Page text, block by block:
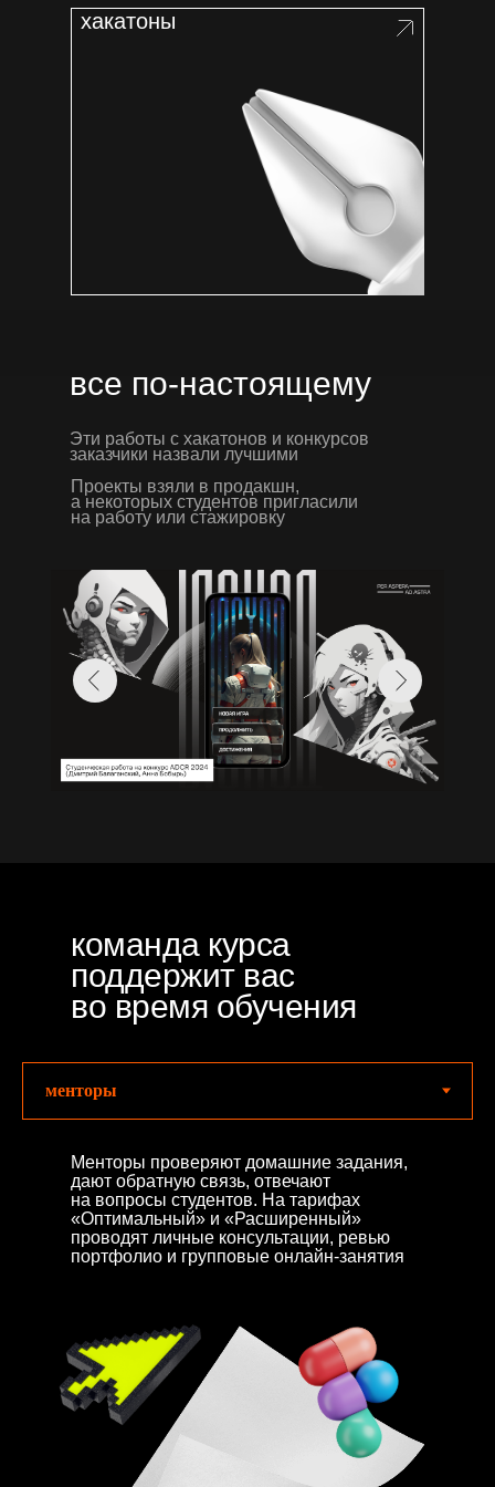
хакатоны
Проекты взяли в продакшн,
а некоторых студентов пригласили
на работу или стажировку
все по-настоящему
Эти работы с хакатонов и конкурсов
заказчики назвали лучшими
команда курса
поддержит вас
во время обучения
Менторы проверяют домашние задания,
дают обратную связь, отвечают
на вопросы студентов. На тарифах
«Оптимальный» и «Расширенный»
проводят личные консультации, ревью
портфолио и групповые онлайн-занятия
Отзывы выпускников о курсе
«Дизайнер коммерческих и